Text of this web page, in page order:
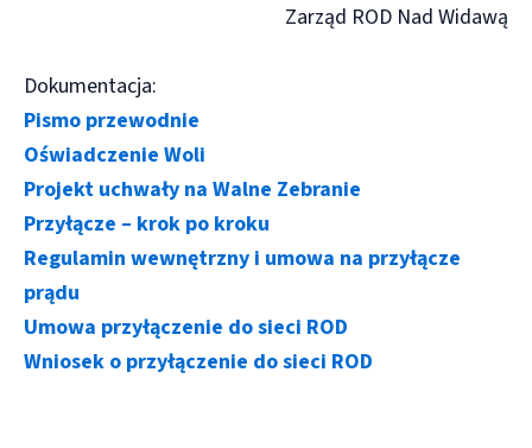
Zarząd ROD Nad Widawą
Dokumentacja:
Pismo przewodnie
Oświadczenie Woli
Projekt uchwały na Walne Zebranie
Przyłącze – krok po kroku
Regulamin wewnętrzny i umowa na przyłącze
prądu
Umowa przyłączenie do sieci ROD
Wniosek o przyłączenie do sieci ROD